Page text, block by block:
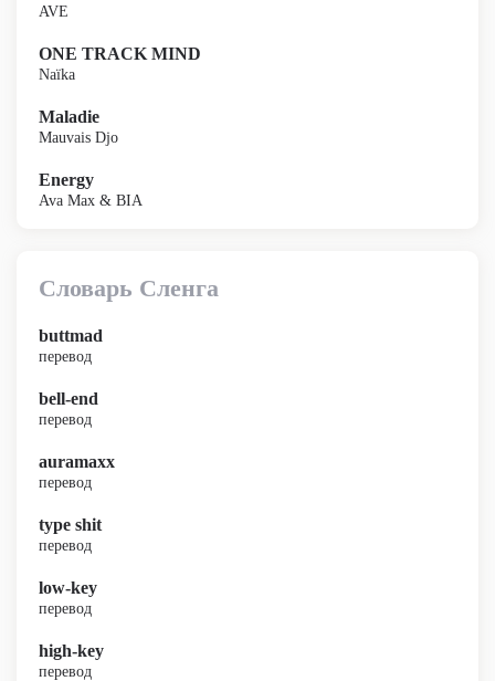
AVE
ONE TRACK MIND
Naïka
Maladie
Mauvais Djo
Energy
Ava Max & BIA
Словарь Сленга
buttmad
перевод
bell-end
перевод
auramaxx
перевод
type shit
перевод
low-key
перевод
high-key
перевод